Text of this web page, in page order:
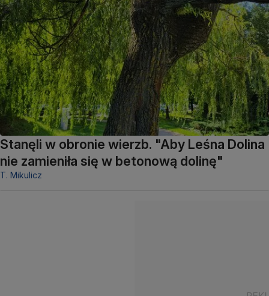
Stanęli w obronie wierzb. "Aby Leśna Dolina
nie zamieniła się w betonową dolinę"
T. Mikulicz